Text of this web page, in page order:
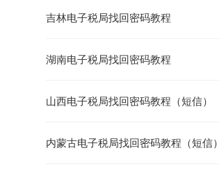
吉林电子税局找回密码教程
湖南电子税局找回密码教程
山西电子税局找回密码教程（短信）
内蒙古电子税局找回密码教程（短信）